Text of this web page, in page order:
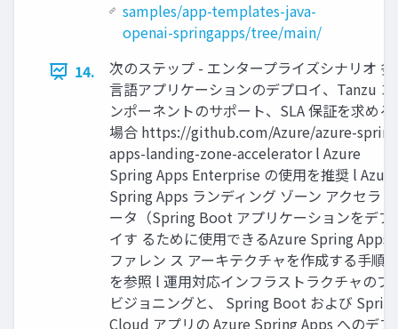
samples/app-templates-java-
openai-springapps/tree/main/
14.
次のステップ - エンタープライズシナリオ 多
⾔語アプリケーションのデプロイ、Tanzu コ
ンポーネントのサポート、SLA 保証を求める
場合 https://github.com/Azure/azure-
apps-landing-zone-accelerator l Azure
Spring Apps Enterprise の使⽤を推奨 l Azure
Spring Apps ランディング ゾーン アクセラ レ
ータ（Spring Boot アプリケーションをデプ
イす るために使⽤できるAzure Spring Apps
ファレン ス アーキテクチャを作成する⼿順
を参照 l 運⽤対応インフラストラクチャのプ
ビジョニングと、 Spring Boot および
Cloud アプリの Azure Spring Apps へのデプ